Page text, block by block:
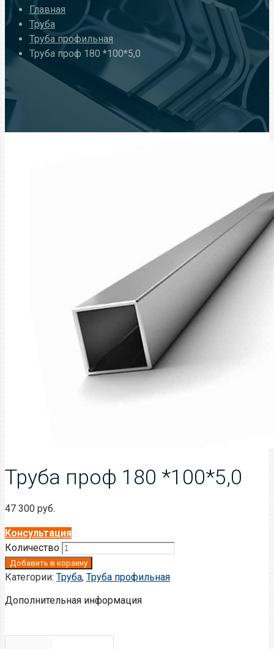
Главная
Труба
Труба профильная
Труба проф 180 *100*5,0
Труба проф 180 *100*5,0
47 300 руб.
Консультация
Количество
Добавить в корзину
Категории: Труба, Труба профильная
Дополнительная информация